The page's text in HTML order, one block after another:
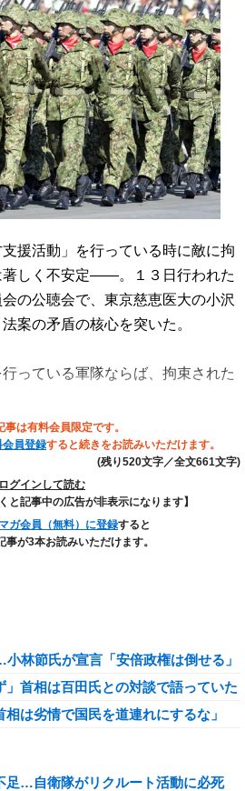
援活動」を行っている時に敵に拘
著しく不安定――。１３日行われた
の公聴会で、東京慈恵医大の小沢
案の矛盾の核心を突いた。
っている軍隊ならば、拘束された
事は有料会員限定です。
会員登録すると続きをお読みいただけます。
(残り520文字／全文661文字)
ログインして読む
と記事中の広告が非表示になります】
ガ会員（無料）に登録すると
事が3本お読みいただけます。
林節氏が宣言「安倍政権は倒せる」
」首相は百田氏との対談で語っていた
は劣情で国民を道連れにするな」
足…自衛隊がリクルート活動に必死